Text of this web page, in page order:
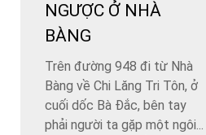
NGƯỢC Ở NHÀ
BÀNG
Trên đường 948 đi từ Nhà
Bàng về Chi Lăng Tri Tôn, ở
cuối dốc Bà Đắc, bên tay
phải người ta gặp một ngôi...